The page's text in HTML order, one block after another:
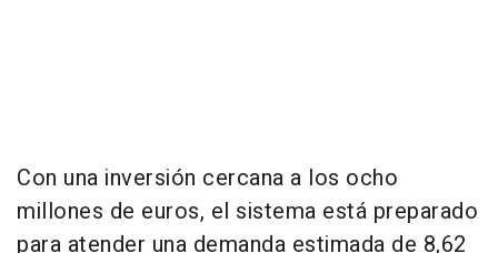
Con una inversión cercana a los ocho
millones de euros, el sistema está preparado
para atender una demanda estimada de 8,62